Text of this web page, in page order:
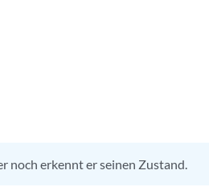
noch erkennt er seinen Zustand.